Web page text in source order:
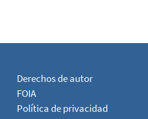
Derechos de autor
FOIA
Política de privacidad